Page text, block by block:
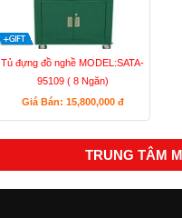
Tủ đựng đồ nghề MODEL:SATA-
95109 ( 8 Ngăn)
Giá Bán: 15,800,000 đ
TRUNG TÂM